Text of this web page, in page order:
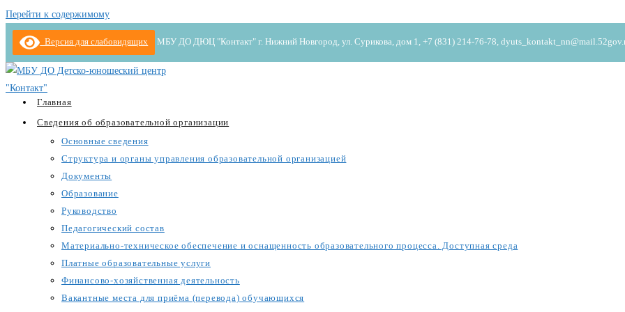
Перейти к содержимому
Версия для слабовидящих МБУ ДО ДЮЦ "Контакт" г. Нижний Новгород, ул. Сурикова, дом 1, +7 (831) 214-76-78,
Главная
Сведения об образовательной организации
Основные сведения
Структура и органы управления образовательной организацией
Документы
Образование
Руководство
Педагогический состав
Материально-техническое обеспечение и оснащенность образовательного процесса. Доступная среда
Платные образовательные услуги
Финансово-хозяйственная деятельность
Вакантные места для приёма (перевода) обучающихся